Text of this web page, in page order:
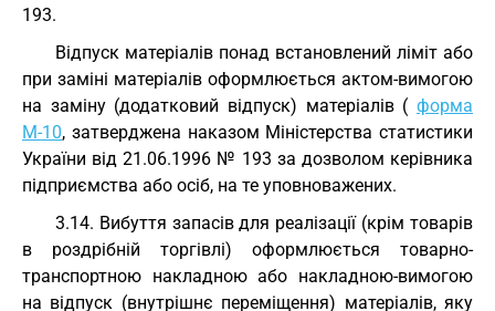
193.
Відпуск матеріалів понад встановлений ліміт або
при заміні матеріалів оформлюється актом-вимогою
на заміну (додатковий відпуск) матеріалів ( форма
М-10, затверджена наказом Міністерства статистики
України від 21.06.1996 № 193 за дозволом керівника
підприємства або осіб, на те уповноважених.
3.14. Вибуття запасів для реалізації (крім товарів
в роздрібній торгівлі) оформлюється товарно-
транспортною накладною або накладною-вимогою
на відпуск (внутрішнє переміщення) матеріалів, яку